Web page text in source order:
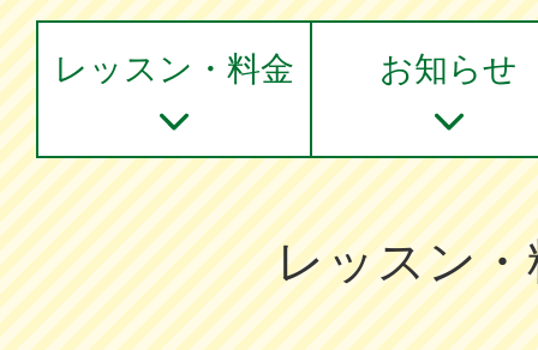
レッスン・料金 お知らせ
レッスン・